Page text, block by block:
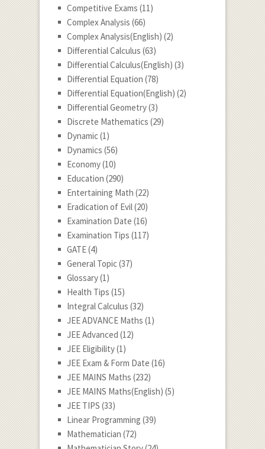
Competitive Exams (11)
Complex Analysis (66)
Complex Analysis(English) (2)
Differential Calculus (63)
Differential Calculus(English) (3)
Differential Equation (78)
Differential Equation(English) (2)
Differential Geometry(3)
Discrete Mathematics (29)
Dynamic(1)
Dynamics (56)
Economy(10)
Education (290)
Entertaining Math (22)
Eradication of Evil(20)
Examination Date (16)
Examination Tips (117)
GATE(4)
General Topic(37)
Glossary(1)
Health Tips (15)
Integral Calculus (32)
JEE ADVANCE Maths (1)
JEE Advanced (12)
JEE Eligibility(1)
JEE Exam & Form Date (16)
JEE MAINS Maths (232)
JEE MAINS Maths(English) (5)
JEE TIPS (33)
Linear Programming (39)
Mathematician (72)